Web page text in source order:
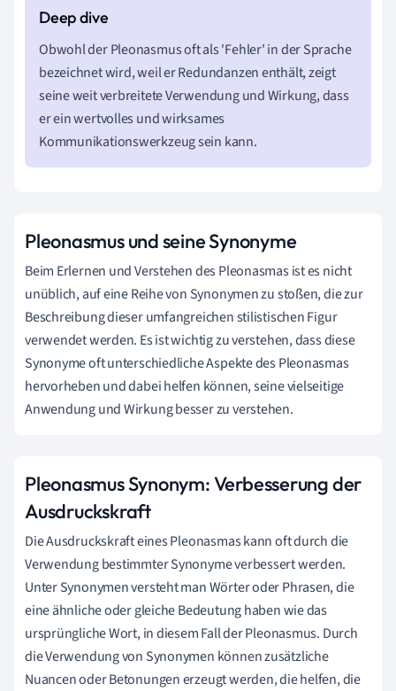
Obwohl der Pleonasmus oft als 'Fehler' in der Sprache
bezeichnet wird, weil er Redundanzen enthält, zeigt
seine weit verbreitete Verwendung und Wirkung, dass
er ein wertvolles und wirksames
Kommunikationswerkzeug sein kann.
Pleonasmus und seine Synonyme
Beim Erlernen und Verstehen des Pleonasmas ist es nicht
unüblich, auf eine Reihe von Synonymen zu stoßen, die zur
Beschreibung dieser umfangreichen stilistischen Figur
verwendet werden. Es ist wichtig zu verstehen, dass diese
Synonyme oft unterschiedliche Aspekte des Pleonasmas
hervorheben und dabei helfen können, seine vielseitige
Anwendung und Wirkung besser zu verstehen.
Pleonasmus Synonym: Verbesserung der
Ausdruckskraft
Die Ausdruckskraft eines Pleonasmas kann oft durch die
Verwendung bestimmter Synonyme verbessert werden.
Unter Synonymen versteht man Wörter oder Phrasen, die
eine ähnliche oder gleiche Bedeutung haben wie das
ursprüngliche Wort, in diesem Fall der Pleonasmus. Durch
die Verwendung von Synonymen können zusätzliche
Nuancen oder Betonungen erzeugt werden, die helfen, die